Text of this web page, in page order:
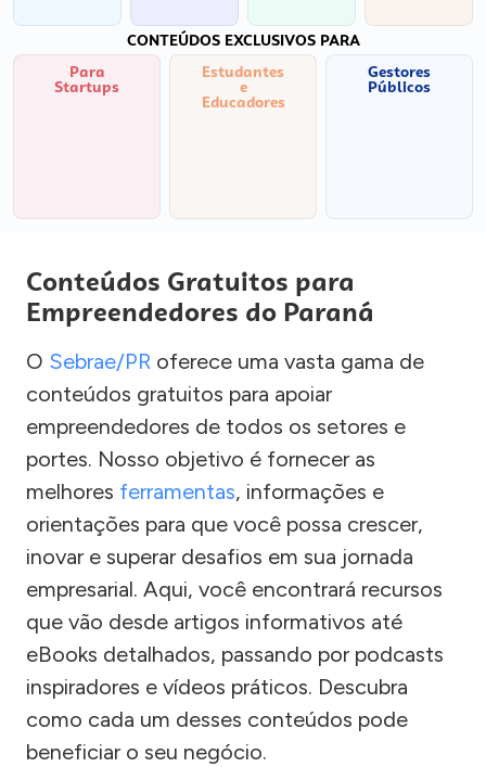
CONTEÚDOS EXCLUSIVOS PARA
Para
Startups
Estudantes
e
Educadores
Gestores
Públicos
Conteúdos Gratuitos para
Empreendedores do Paraná
O Sebrae/PR oferece uma vasta gama de
conteúdos gratuitos para apoiar
empreendedores de todos os setores e
portes. Nosso objetivo é fornecer as
melhores ferramentas, informações e
orientações para que você possa crescer,
inovar e superar desafios em sua jornada
empresarial. Aqui, você encontrará recursos
que vão desde artigos informativos até
eBooks detalhados, passando por podcasts
inspiradores e vídeos práticos. Descubra
como cada um desses conteúdos pode
beneficiar o seu negócio.